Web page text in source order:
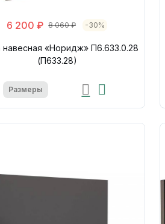
6 200 ₽ 8 060 ₽ -30%
навесная «Норидж» П6.633.0.28
(П633.28)
Размеры